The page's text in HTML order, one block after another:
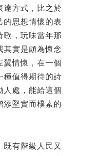
達方式，比之於
的思想情懷的表
歌，玩味當年那
其實是頗為懷念
翼情懷，在一個
種值得期待的詩
人處，能給這個
添堅實而樸素的
既有階級人民又